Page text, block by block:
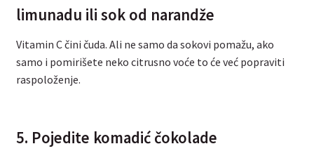
limunadu ili sok od narandže
Vitamin C čini čuda. Ali ne samo da sokovi pomažu, ako
samo i pomirišete neko citrusno voće to će već popraviti
raspoloženje.
5. Pojedite komadić čokolade